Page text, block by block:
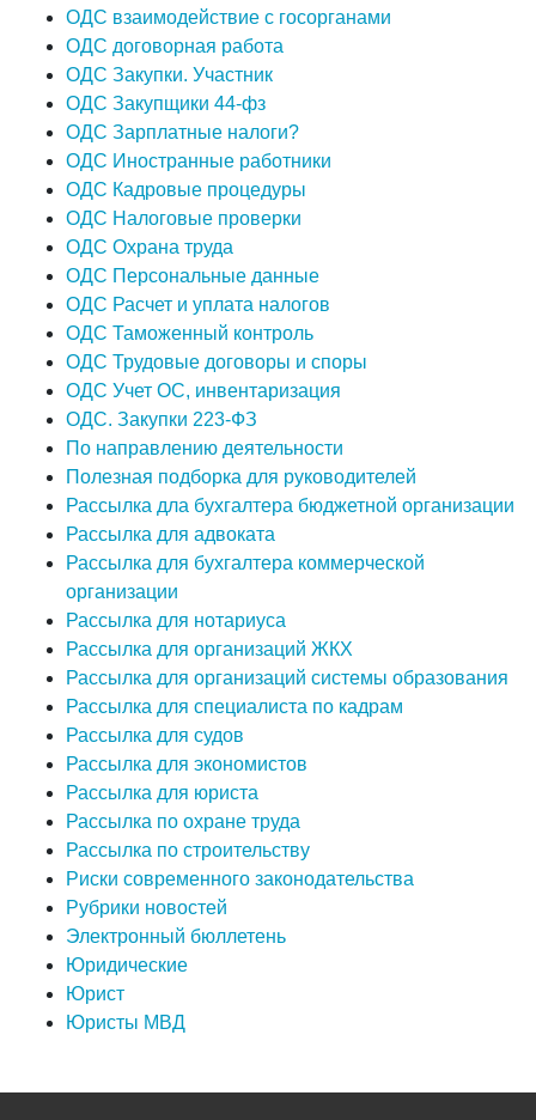
ОДС взаимодействие с госорганами
ОДС договорная работа
ОДС Закупки. Участник
ОДС Закупщики 44-фз
ОДС Зарплатные налоги?
ОДС Иностранные работники
ОДС Кадровые процедуры
ОДС Налоговые проверки
ОДС Охрана труда
ОДС Персональные данные
ОДС Расчет и уплата налогов
ОДС Таможенный контроль
ОДС Трудовые договоры и споры
ОДС Учет ОС, инвентаризация
ОДС. Закупки 223-ФЗ
По направлению деятельности
Полезная подборка для руководителей
Рассылка дла бухгалтера бюджетной организации
Рассылка для адвоката
Рассылка для бухгалтера коммерческой
организации
Рассылка для нотариуса
Рассылка для организаций ЖКХ
Рассылка для организаций системы образования
Рассылка для специалиста по кадрам
Рассылка для судов
Рассылка для экономистов
Рассылка для юриста
Рассылка по охране труда
Рассылка по строительству
Риски современного законодательства
Рубрики новостей
Электронный бюллетень
Юридические
Юрист
Юристы МВД